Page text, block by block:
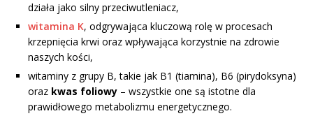
działa jako silny przeciwutleniacz,
witamina K, odgrywająca kluczową rolę w procesach
krzepnięcia krwi oraz wpływająca korzystnie na zdrowie
naszych kości,
witaminy z grupy B, takie jak B1 (tiamina), B6 (pirydoksyna)
oraz kwas foliowy – wszystkie one są istotne dla
prawidłowego metabolizmu energetycznego.